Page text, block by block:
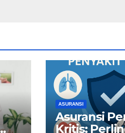
ASURANSI
Asuransi
Kritis: